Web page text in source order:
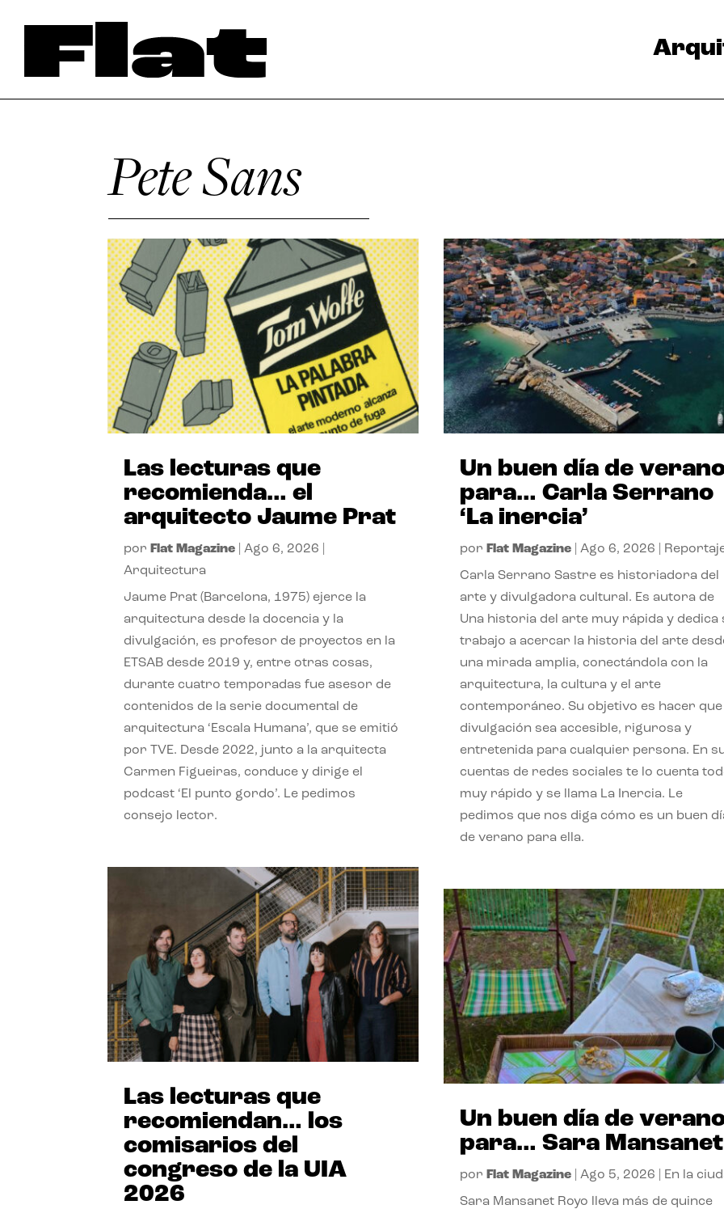
Pete Sans
Las lecturas que
recomienda… el
arquitecto Jaume Prat
por Flat Magazine |Ago 6, 2026
Arquitectura
Jaume Prat (Barcelona, 1975) ejerce la
arquitectura desde la docencia y la
divulgación, es profesor de proyectos en la
ETSAB desde 2019 y, entre otras cosas,
durante cuatro temporadas fue asesor de
contenidos de la serie documental de
arquitectura ‘Escala Humana’, que se emitió
por TVE. Desde 2022, junto a la arquitecta
Carmen Figueiras, conduce y dirige el
podcast ‘El punto gordo’. Le pedimos
consejo lector.
Las lecturas que
recomiendan… los
comisarios del
congreso de la UIA
2026
Un buen día de
para… Carla Serrano
‘La inercia’
por Flat Magazine| Ago 6, 2026
Carla Serrano Sastre es historiadora del
arte y divulgadora cultural. Es autora de
Una historia del arte muy rápida y dedica
trabajo a acercar la historia del arte
una mirada amplia, conectándola con la
arquitectura, la cultura y el arte
contemporáneo. Su objetivo es hacer que
divulgación sea accesible, rigurosa y
entretenida para cualquier persona. En
cuentas de redes sociales te lo cuenta
muy rápido y se llama La Inercia. Le
pedimos que nos diga cómo es un buen
de verano para ella.
Un buen día de
para… Sara Mansanet
por Flat Magazine| Ago 5, 2026 En la
Sara Mansanet Royo lleva más de quince